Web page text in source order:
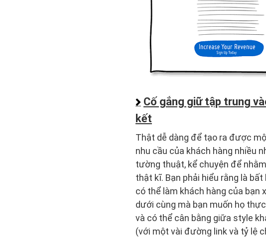
Cố gắng giữ tập trung
kết
Thật dễ dàng để tạo ra được
nhu cầu của khách hàng nhiều
tường thuật, kể chuyện để
thật kĩ. Bạn phải hiểu rằng là
có thể làm khách hàng của bạn
dưới cùng mà bạn muốn họ
và có thể cân bằng giữa style
(với một vài đường link và tỷ lệ